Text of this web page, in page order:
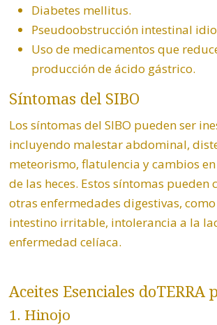
Diabetes mellitus.
Pseudoobstrucción intestinal
Uso de medicamentos que
producción de ácido gástrico.
Síntomas del SIBO
Los síntomas del SIBO pueden ser
incluyendo malestar abdominal,
meteorismo, flatulencia y cambios
de las heces. Estos síntomas pueden
otras enfermedades digestivas,
intestino irritable, intolerancia a la
enfermedad celíaca.
Aceites Esenciales doTERRA
1. Hinojo